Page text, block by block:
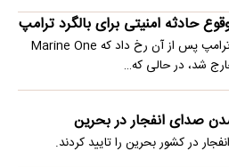
حادثه امنیتی برای بالگرد ترامپ
حادثه امنیتی برای بالگرد دونالد ترامپ پس از آن رخ داد که Marine One
صدای انفجار در بحرین
در کشور بحرین را تایید کردند.